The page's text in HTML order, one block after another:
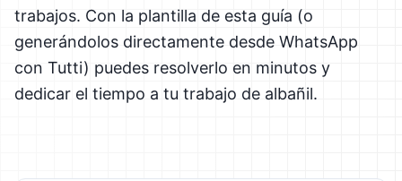
trabajos. Con la plantilla de esta guía (o
generándolos directamente desde WhatsApp
con Tutti) puedes resolverlo en minutos y
dedicar el tiempo a tu trabajo de albañil.